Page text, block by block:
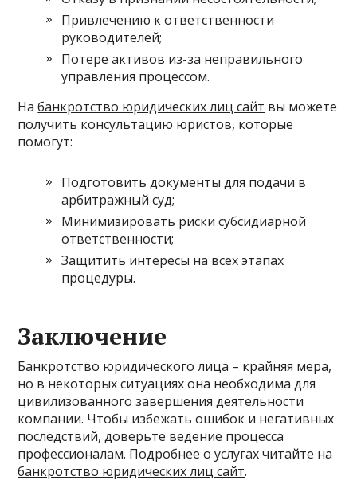
Привлечению к ответственности
руководителей;
Потере активов из-за неправильного
управления процессом.
Набанкротство юридических лиц сайт вы можете
получить консультацию юристов, которые
помогут:
Подготовить документы для подачи в
арбитражный суд;
Минимизировать риски субсидиарной
ответственности;
Защитить интересы на всех этапах
процедуры.
Заключение
Банкротство юридического лица – крайняя мера,
но в некоторых ситуациях она необходима для
цивилизованного завершения деятельности
компании. Чтобы избежать ошибок и негативных
последствий, доверьте ведение процесса
профессионалам. Подробнее о услугах читайте на
банкротство юридических лиц сайт.